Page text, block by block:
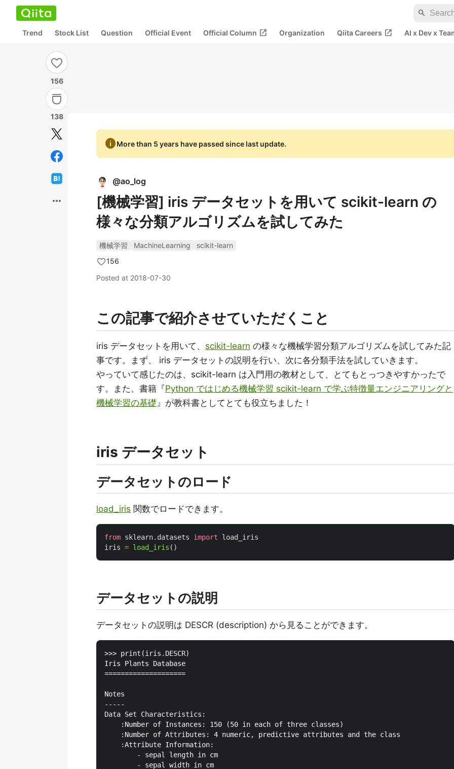
search
Trend Stock List Question Official Event Official Column open_in_new Organization Qiita Careers open_in_new AI x Dev x
156
138
more_horiz
infoMore than 5 years have passed since last update.
@ao_log
[機械学習] iris データセットを用いて scikit-learn の
様々な分類アルゴリズムを試してみた
機械学習 MachineLearning
scikit-learn
156
Posted at 2018-07-30
この記事で紹介させていただくこと
iris データセットを用いて、 scikit-learn の様々な機械学習分類アルゴリズムを試してみた記
事です。まず、 iris データセットの説明を行い、次に各分類手法を試していきます。
やっていて感じたのは、scikit-learn は入門用の教材として、とてもとっつきやすかったで
す。また、書籍『Python ではじめる機械学習 scikit-learn で学ぶ特徴量エンジニアリングと
機械学習の基礎』が教科書としてとても役立ちました！
iris データセット
データセットのロード
load_iris 関数でロードできます。
from sklearn.datasets import
load_iris
iris = load_iris ()
データセットの説明
データセットの説明は DESCR (description) から見ることができます。
>>> print(iris.DESCR)
Iris Plants Database
====================
Notes
-----
Data Set Characteristics:
    :Number of Instances: 150 (50 in each of three classes)
    :Number of Attributes: 4 numeric, predictive attributes and the class
    :Attribute Information:
        - sepal length in cm
        - sepal width in cm